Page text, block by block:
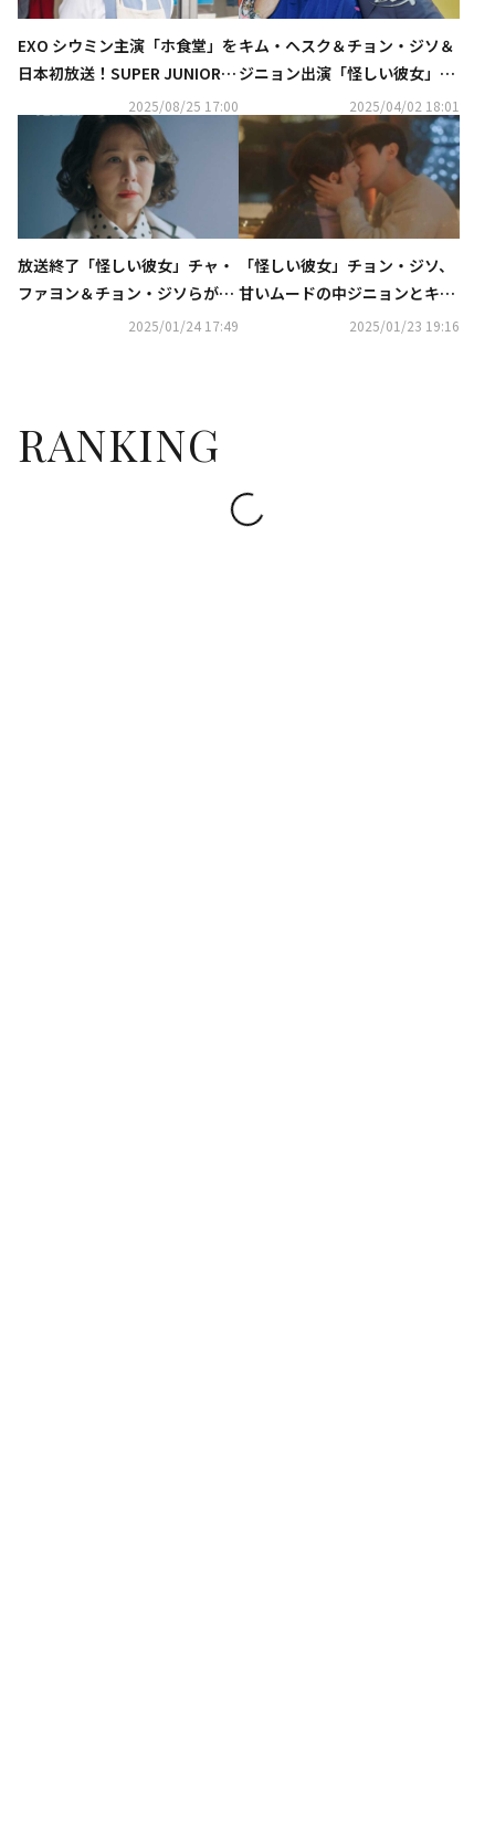
EXO シウミン主演「ホ食堂」を
日本初放送！SUPER JUNIOR出
演番組も…9月の衛星劇場は話
題作が続々
2025/08/25 17:00
キム・ヘスク＆チョン・ジソ＆
ジニョン出演「怪しい彼女」4
月8日よりLeminoで配信決定
2025/04/02 18:01
放送終了「怪しい彼女」チャ・
ファヨン＆チョン・ジソらが迎
えた結末は？【ネタバレあり】
2025/01/24 17:49
「怪しい彼女」チョン・ジソ、
甘いムードの中ジニョンとキ
ス…ロマンス展開に注目【ネタ
2025/01/23 19:16
RANKING